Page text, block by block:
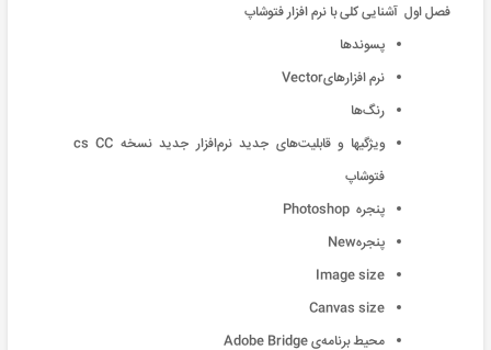
فصل اول آشنایی کلی با نرم افزار فتوشاپ
پسوندها
نرم افزارهایVector
رنگ‌ها
ویژگیها و قابلیت‌های جدید نرم‌افزار جدید نسخه cs CC
فتوشاپ
پنجره Photoshop
پنجرهNew
Image size
Canvas size
محیط برنامه‌ی Adobe Bridge